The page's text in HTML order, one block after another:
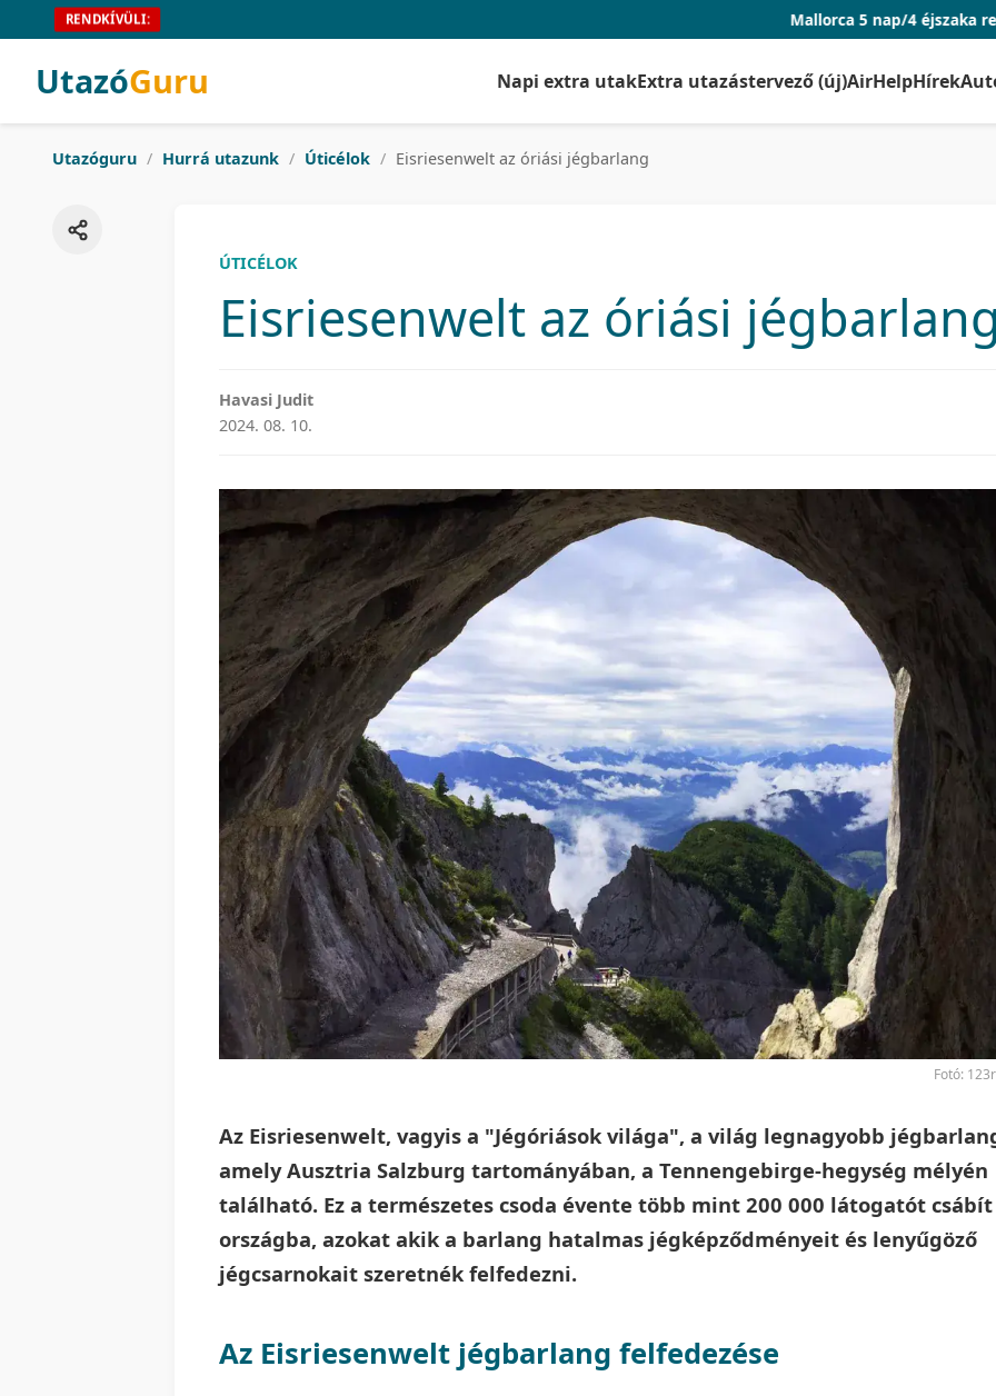
RENDKÍVÜLI: Mallorca 5 nap/4 éjszaka repjeggyel és
UtazóGuru Napi extra utakExtra utazástervező (új)AirHelpHírek
Utazóguru / Hurrá utazunk / Úticélok / Eisriesenwelt az óriási jégbarlang
ÚTICÉLOK
Eisriesenwelt az óriási
Havasi Judit
2024. 08. 10.
Fotó:
Az Eisriesenwelt, vagyis a "Jégóriások világa", a világ legnagyobb
amely Ausztria Salzburg tartományában, a Tennengebirge-hegység mélyén
található. Ez a természetes csoda évente több mint 200 000 látogatót csábít
országba, azokat akik a barlang hatalmas jégképződményeit és lenyűgöző
jégcsarnokait szeretnék felfedezni.
Az Eisriesenwelt jégbarlang felfedezése